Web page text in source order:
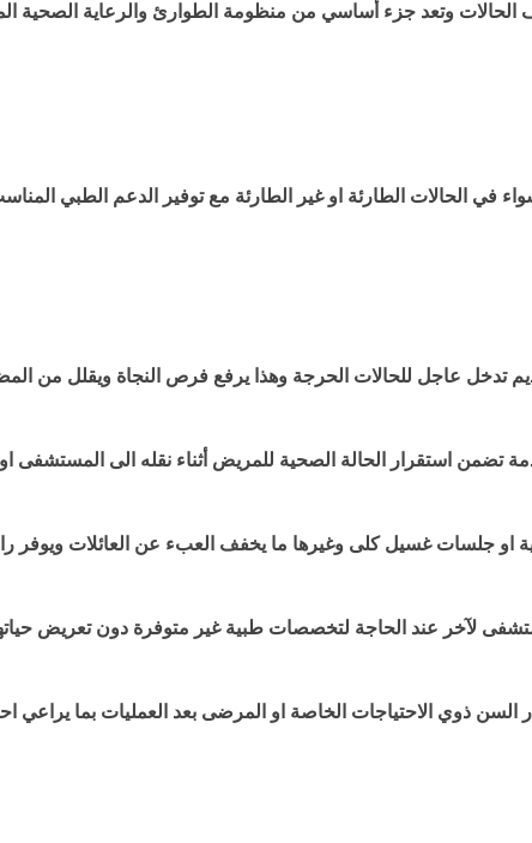
وتعد جزء أساسي من منظومة الطوارئ والرعاية الصحية
الحالات الطارئة او غير الطارئة مع توفير الدعم الطبي
تدخل عاجل للحالات الحرجة وهذا يرفع فرص النجاة ويقلل من
تضمن استقرار الحالة الصحية للمريض أثناء نقله الى المستشفى
او جلسات غسيل كلى وغيرها ما يخفف العبء عن العائلات ويوفر
لآخر عند الحاجة لتخصصات طبية غير متوفرة دون تعريض
ذوي الاحتياجات الخاصة او المرضى بعد العمليات بما يراعي